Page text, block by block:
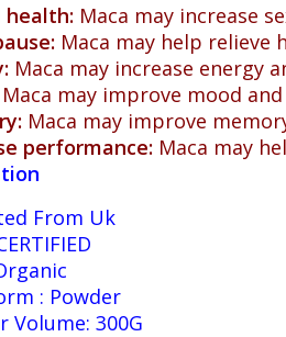
health: Maca may increase
Maca may help relieve
Maca may increase energy
Maca may improve mood
Maca may improve
performance: Maca may
From Uk
: Powder
Volume: 300G